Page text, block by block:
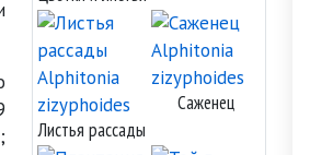
Листья рассады
Саженец